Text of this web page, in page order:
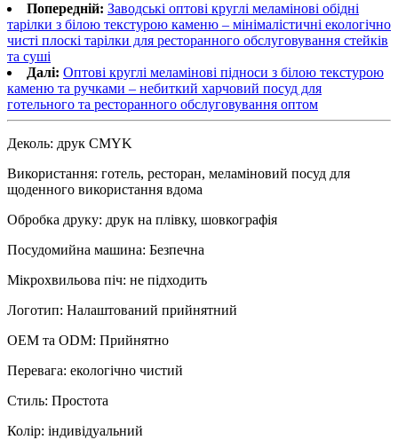
Попередній: Заводські оптові круглі меламінові обідні
тарілки з білою текстурою каменю – мінімалістичні екологічно
чисті плоскі тарілки для ресторанного обслуговування стейків
та суші
Далі: Оптові круглі меламінові підноси з білою текстурою
каменю та ручками – небиткий харчовий посуд для
готельного та ресторанного обслуговування оптом
Деколь: друк CMYK
Використання: готель, ресторан, меламіновий посуд для
щоденного використання вдома
Обробка друку: друк на плівку, шовкографія
Посудомийна машина: Безпечна
Мікрохвильова піч: не підходить
Логотип: Налаштований прийнятний
OEM та ODM: Прийнятно
Перевага: екологічно чистий
Стиль: Простота
Колір: індивідуальний